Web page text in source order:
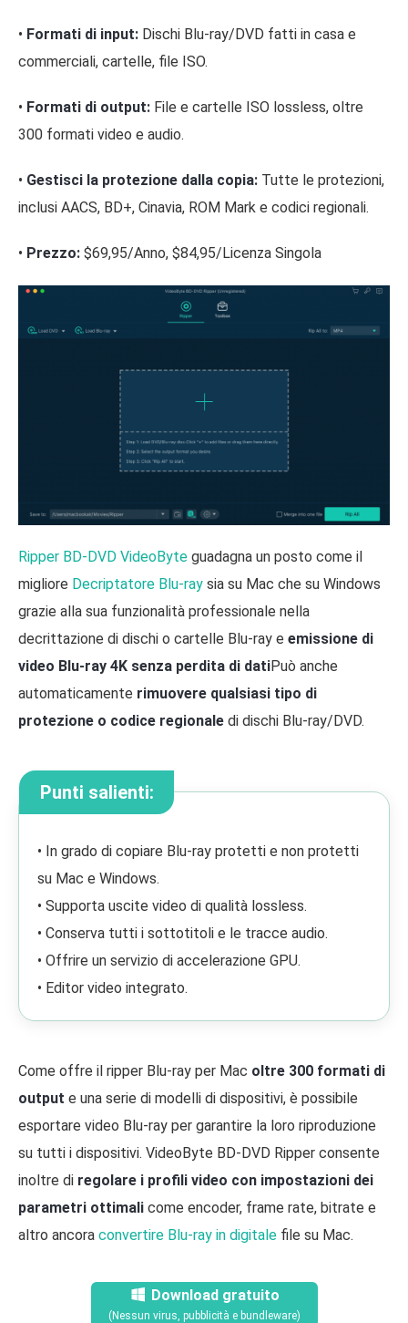
• Formati di input: Dischi Blu-ray/DVD fatti in casa e
commerciali, cartelle, file ISO.
• Formati di output: File e cartelle ISO lossless, oltre
300 formati video e audio.
• Gestisci la protezione dalla copia: Tutte le protezioni,
inclusi AACS, BD+, Cinavia, ROM Mark e codici regionali.
• Prezzo: $69,95/Anno, $84,95/Licenza Singola
Ripper BD-DVD VideoByte guadagna un posto come il
migliore Decriptatore Blu-ray sia su Mac che su Windows
grazie alla sua funzionalità professionale nella
decrittazione di dischi o cartelle Blu-ray e emissione di
video Blu-ray 4K senza perdita di datiPuò anche
automaticamente rimuovere qualsiasi tipo di
protezione o codice regionale di dischi Blu-ray/DVD.
Punti salienti:
• In grado di copiare Blu-ray protetti e non protetti
su Mac e Windows.
• Supporta uscite video di qualità lossless.
• Conserva tutti i sottotitoli e le tracce audio.
• Offrire un servizio di accelerazione GPU.
• Editor video integrato.
Come offre il ripper Blu-ray per Mac oltre 300 formati di
output e una serie di modelli di dispositivi, è possibile
esportare video Blu-ray per garantire la loro riproduzione
su tutti i dispositivi. VideoByte BD-DVD Ripper consente
inoltre di regolare i profili video con impostazioni dei
parametri ottimali come encoder, frame rate, bitrate e
altro ancora convertire Blu-ray in digitale file su Mac.
Download gratuito
(Nessun virus, pubblicità e bundleware)